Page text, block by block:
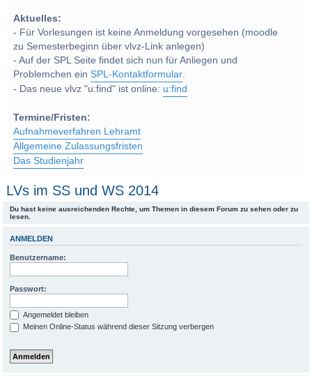
Aktuelles:
- Für Vorlesungen ist keine Anmeldung vorgesehen (moodle
zu Semesterbeginn über vlvz-Link anlegen)
- Auf der SPL Seite findet sich nun für Anliegen und
Problemchen einSPL-Kontaktformular.
- Das neue vlvz "u:find" ist online: u:find
Termine/Fristen:
Aufnahmeverfahren Lehramt
Allgemeine Zulassungsfristen
Das Studienjahr
LVs im SS und WS 2014
Du hast keine ausreichenden Rechte, um Themen in diesem Forum zu sehen oder zu
lesen.
ANMELDEN
Benutzername:
Passwort:
Angemeldet bleiben
Meinen Online-Status während dieser Sitzung verbergen